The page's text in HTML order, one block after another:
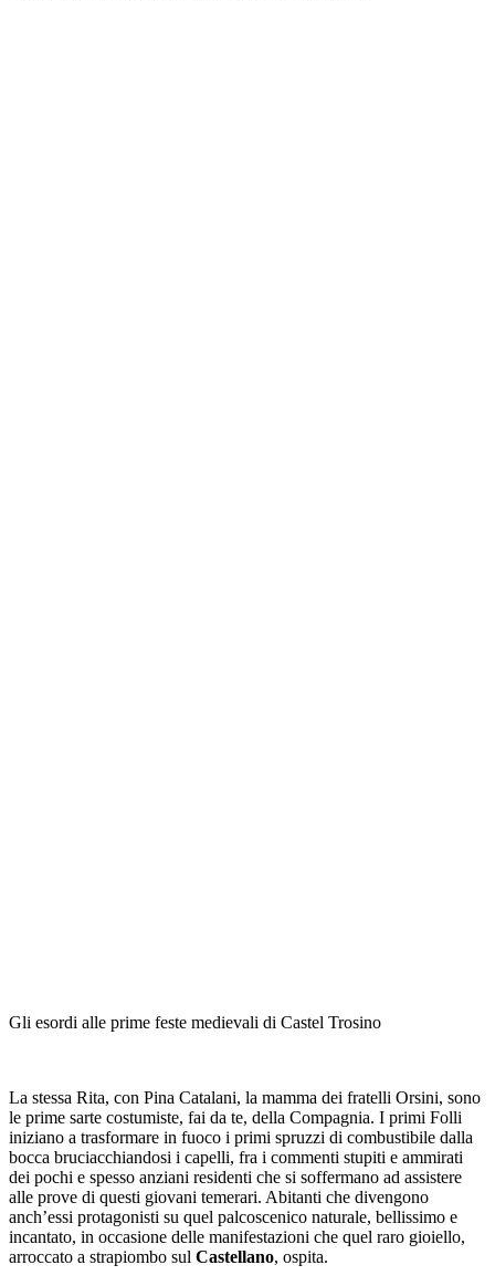
Gli esordi alle prime feste medievali di Castel Trosino
La stessa Rita, con Pina Catalani, la mamma dei fratelli Orsini, sono
le prime sarte costumiste, fai da te, della Compagnia. I primi Folli
iniziano a trasformare in fuoco i primi spruzzi di combustibile dalla
bocca bruciacchiandosi i capelli, fra i commenti stupiti e ammirati
dei pochi e spesso anziani residenti che si soffermano ad assistere
alle prove di questi giovani temerari. Abitanti che divengono
anch’essi protagonisti su quel palcoscenico naturale, bellissimo e
incantato, in occasione delle manifestazioni che quel raro gioiello,
arroccato a strapiombo sul Castellano, ospita.